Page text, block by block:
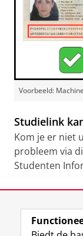
Voorbeeld:
Studielink
Kom je er niet
probleem via
Studenten
View this page